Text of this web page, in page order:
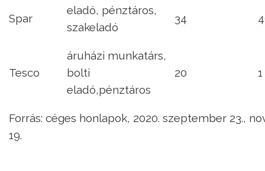
Spar
eladó, pénztáros,
szakeladó
34
Tesco
áruházi munkatárs,
bolti
eladó,pénztáros
20 1
Forrás: céges honlapok, 2020. szeptember 23.,
19.